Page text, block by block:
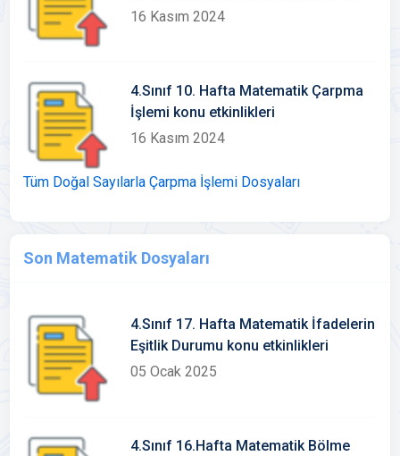
16 Kasım 2024
4.Sınıf 10. Hafta Matematik Çarpma
İşlemi konu etkinlikleri
16 Kasım 2024
Tüm Doğal Sayılarla Çarpma İşlemi Dosyaları
Son Matematik Dosyaları
4.Sınıf 17. Hafta Matematik İfadelerin
Eşitlik Durumu konu etkinlikleri
05 Ocak 2025
4.Sınıf 16.Hafta Matematik Bölme